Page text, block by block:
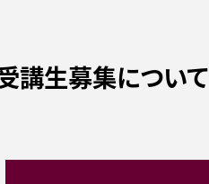
講生募集について